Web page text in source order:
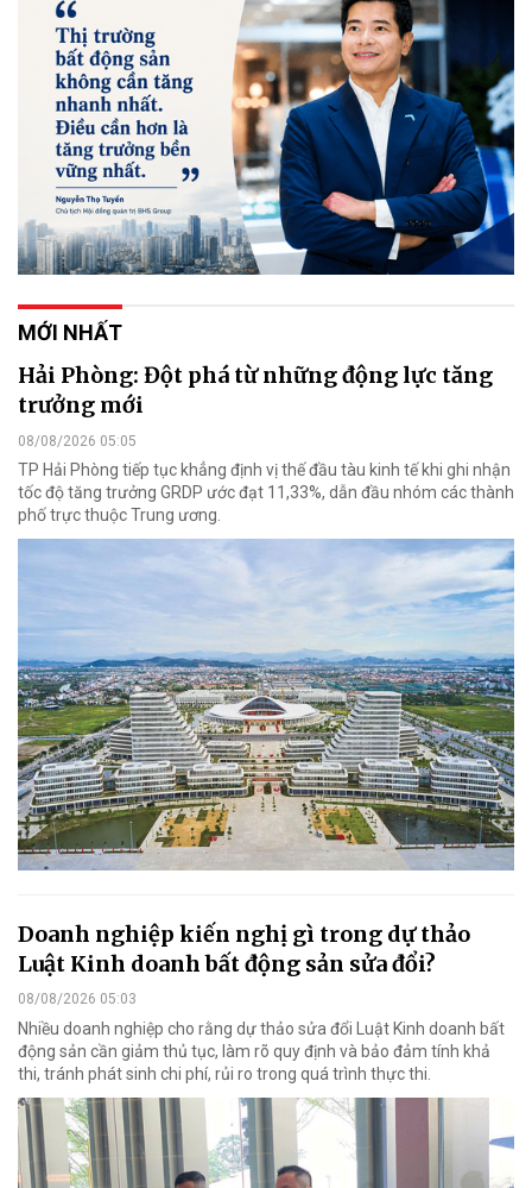
MỚI NHẤT
Hải Phòng: Đột phá từ những động lực tăng
trưởng mới
08/08/2026 05:05
TP Hải Phòng tiếp tục khẳng định vị thế đầu tàu kinh tế khi ghi nhận
tốc độ tăng trưởng GRDP ước đạt 11,33%, dẫn đầu nhóm các thành
phố trực thuộc Trung ương.
Doanh nghiệp kiến nghị gì trong dự thảo
Luật Kinh doanh bất động sản sửa đổi?
08/08/2026 05:03
Nhiều doanh nghiệp cho rằng dự thảo sửa đổi Luật Kinh doanh bất
động sản cần giảm thủ tục, làm rõ quy định và bảo đảm tính khả
thi, tránh phát sinh chi phí, rủi ro trong quá trình thực thi.